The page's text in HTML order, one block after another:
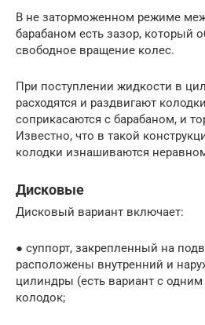
В не заторможенном режиме
барабаном есть зазор, который
свободное вращение колес.
При поступлении жидкости в
расходятся и раздвигают
соприкасаются с барабаном, и
Известно, что в такой
колодки изнашиваются
Дисковые
Дисковый вариант включает:
● суппорт, закрепленный на
расположены внутренний и
цилиндры (есть вариант с
колодок;